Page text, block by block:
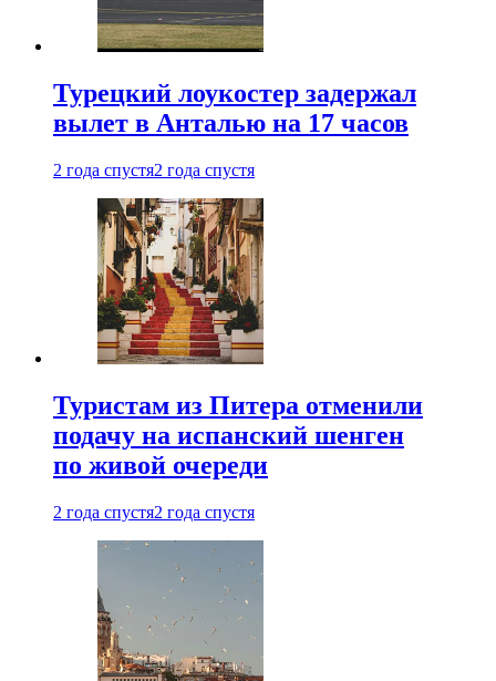
Турецкий лоукостер задержал
вылет в Анталью на 17 часов
2 года спустя2 года спустя
Туристам из Питера отменили
подачу на испанский шенген
по живой очереди
2 года спустя2 года спустя